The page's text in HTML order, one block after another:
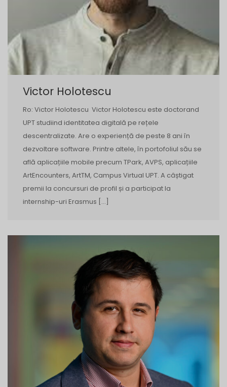
Victor Holotescu
Ro: Victor Holotescu Victor Holotescu este doctorand
UPT studiind identitatea digitală pe rețele
descentralizate. Are o experiență de peste 8 ani în
dezvoltare software. Printre altele, în portofoliul său se
află aplicațiile mobile precum TPark, AVPS, aplicațiile
ArtEncounters, ArtTM, Campus Virtual UPT. A câștigat
premii la concursuri de profil și a participat la
internship-uri Erasmus […]